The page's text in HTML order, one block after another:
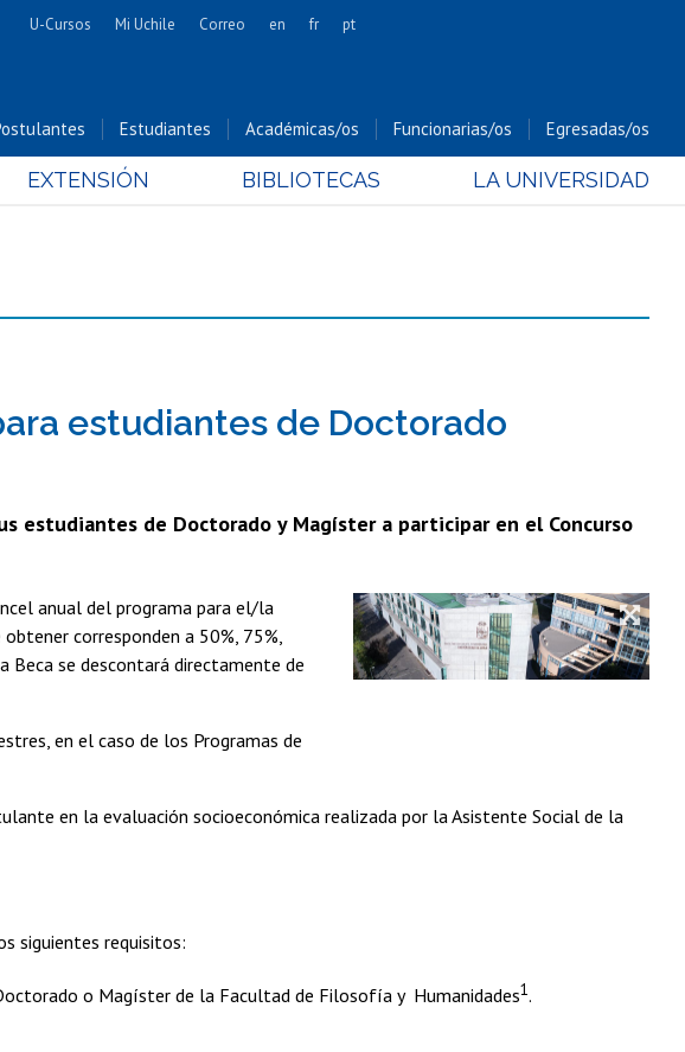
y Matemáticas
Cs. Forestales y Conservación
y Farmacéuticas
Cs. Sociales
Tecnología de
Bachillerato
U-Cursos Mi Uchile Correo en fr pt
Estudiantes Académicas/os Funcionarias/os Egresadas/os
EXTENSIÓN BIBLIOTECAS LA UNIVERSIDAD
estudiantes de Doctorado
estudiantes de Doctorado y Magíster a participar en el Concurso
anual del programa para el/la
corresponden a 50%, 75%,
Beca se descontará directamente de
en el caso de los Programas de
en la evaluación socioeconómica realizada por la Asistente Social de la
siguientes requisitos:
o Magíster de la Facultad de Filosofía y Humanidades1.